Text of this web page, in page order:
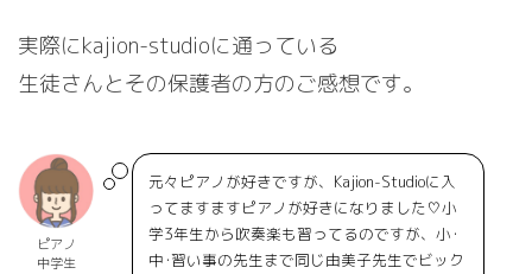
実際にkajion-studioに通っている
生徒さんとその保護者の方のご感想です。
ピアノ
中学生
元々ピアノが好きですが、Kajion-Studioに入
ってますますピアノが好きになりました♡小
学3年生から吹奏楽も習ってるのですが、小･
中･習い事の先生まで同じ由美子先生でビック